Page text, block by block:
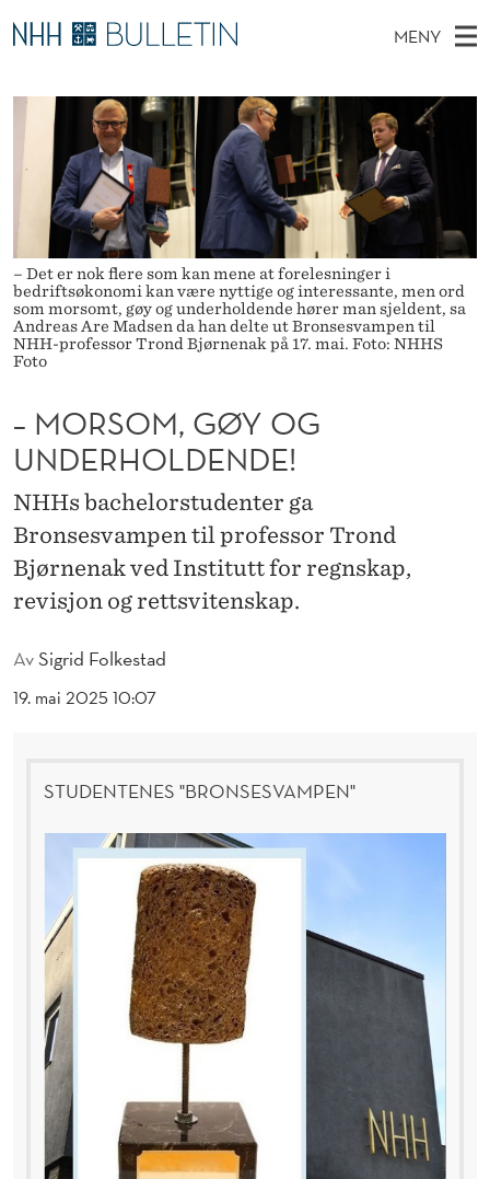
M
O
O
M
G
Y
O
G
U
N
E
R
MENY
O
V
E
M
E
N
Y
Ø
T
Stipendiater og nye forskerprofiler
Disputaser
Ekspertutvalg
Om Bulletin
– Det er nok flere som kan mene at forelesninger i
bedriftsøkonomi kan være nyttige og interessante, men ord
som morsomt, gøy og underholdende hører man sjeldent, sa
Andreas Are Madsen da han delte ut Bronsesvampen til
NHH-professor Trond Bjørnenak på 17. mai. Foto: NHHS
Foto
AvSigrid Folkestad
19. mai 2025 10:07
– MORSOM, GØY OG
UNDERHOLDENDE!
NHHs bachelorstudenter ga
Bronsesvampen til professor Trond
Bjørnenak ved Institutt for regnskap,
revisjon og rettsvitenskap.
STUDENTENES "BRONSESVAMPEN"